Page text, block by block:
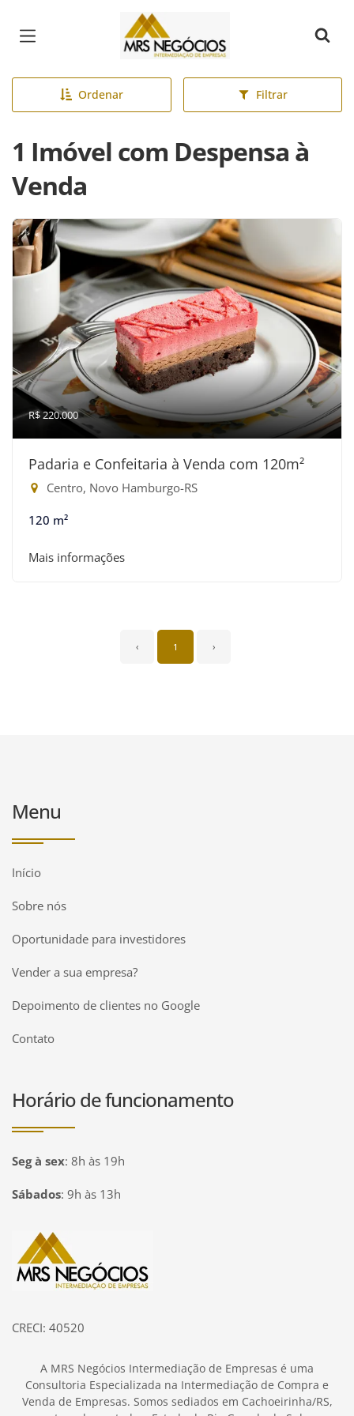
Página inicial
Ordenar Filtrar
1 Imóvel com Despensa à
Venda
R$ 220.000
Padaria e Confeitaria à Venda com 120m²
Centro, Novo Hamburgo-RS
120 m²
Mais informações
‹ 1 ›
Menu
Início
Sobre nós
Oportunidade para investidores
Vender a sua empresa?
Depoimento de clientes no Google
Contato
Horário de funcionamento
Seg à sex: 8h às 19h
Sábados: 9h às 13h
Página inicial
CRECI: 40520
A MRS Negócios Intermediação de Empresas é uma
Consultoria Especializada na Intermediação de Compra e
Venda de Empresas. Somos sediados em Cachoeirinha/RS,